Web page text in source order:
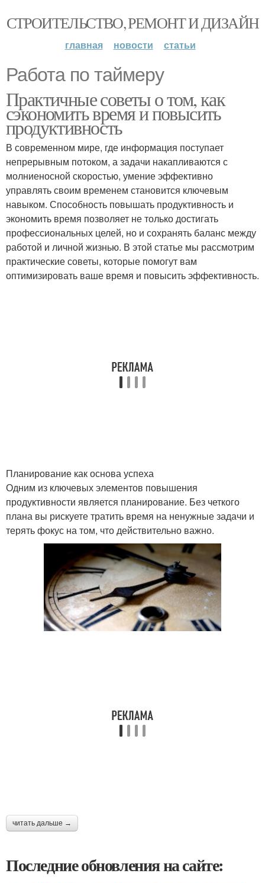
СТРОИТЕЛЬСТВО, РЕМОНТ И ДИЗАЙН
главная новости статьи
Работа по таймеру
Практичные советы о том, как
сэкономить время и повысить
продуктивность
В современном мире, где информация поступает
непрерывным потоком, а задачи накапливаются с
молниеносной скоростью, умение эффективно
управлять своим временем становится ключевым
навыком. Способность повышать продуктивность и
экономить время позволяет не только достигать
профессиональных целей, но и сохранять баланс между
работой и личной жизнью. В этой статье мы рассмотрим
практические советы, которые помогут вам
оптимизировать ваше время и повысить эффективность.
Планирование как основа успеха
Одним из ключевых элементов повышения
продуктивности является планирование. Без четкого
плана вы рискуете тратить время на ненужные задачи и
терять фокус на том, что действительно важно.
читать дальше →
Последние обновления на сайте: